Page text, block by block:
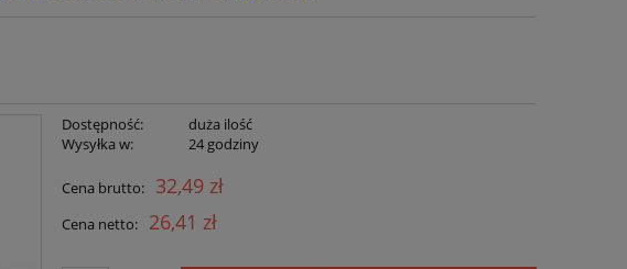
Dostępność:
duża ilość
Wysyłka w:
24 godziny
Cena brutto: 32,49 zł
Cena netto: 26,41 zł